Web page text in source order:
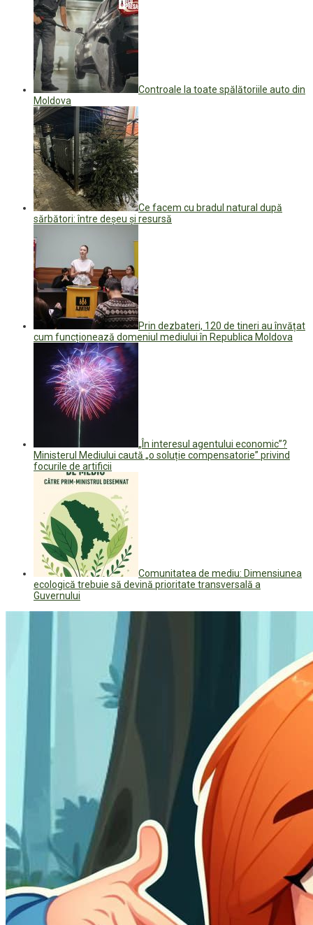
Controale la toate spălătoriile auto din
Moldova
Ce facem cu bradul natural după
sărbători: între deșeu și resursă
Prin dezbateri, 120 de tineri au învățat
cum funcționează domeniul mediului în Republica Moldova
„În interesul agentului economic”?
Ministerul Mediului caută „o soluție compensatorie” privind
focurile de artificii
Comunitatea de mediu: Dimensiunea
ecologică trebuie să devină prioritate transversală a
Guvernului